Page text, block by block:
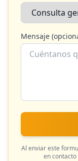
Mensaje
Al enviar este
en